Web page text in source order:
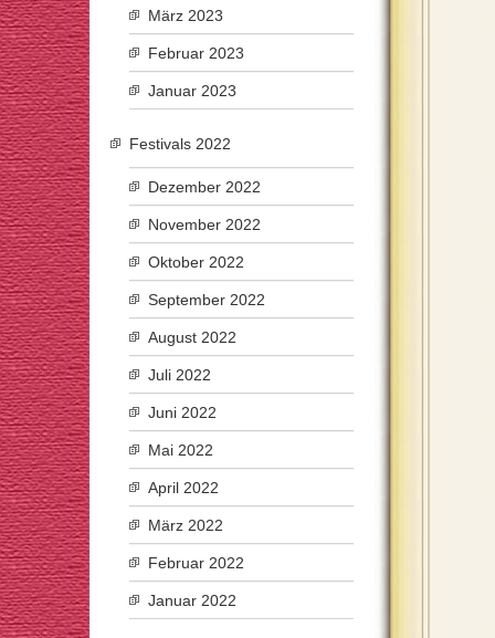
März 2023
Februar 2023
Januar 2023
Festivals 2022
Dezember 2022
November 2022
Oktober 2022
September 2022
August 2022
Juli 2022
Juni 2022
Mai 2022
April 2022
März 2022
Februar 2022
Januar 2022